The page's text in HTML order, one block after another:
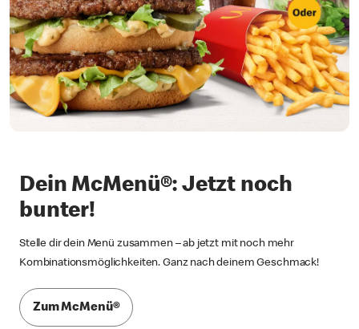
Dein McMenü®: Jetzt noch
bunter!
Stelle dir dein Menü zusammen – ab jetzt mit noch mehr
Kombinationsmöglichkeiten. Ganz nach deinem Geschmack!
Zum McMenü®